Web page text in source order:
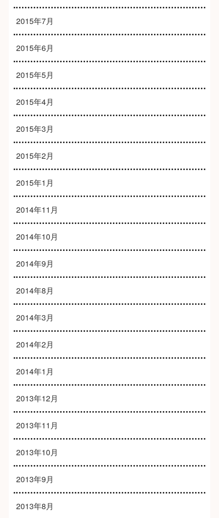
2015年7月
2015年6月
2015年5月
2015年4月
2015年3月
2015年2月
2015年1月
2014年11月
2014年10月
2014年9月
2014年8月
2014年3月
2014年2月
2014年1月
2013年12月
2013年11月
2013年10月
2013年9月
2013年8月